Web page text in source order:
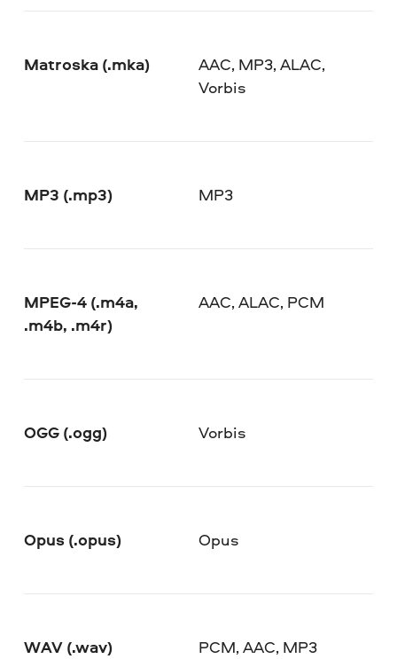
Matroska (.mka)
AAC, MP3, ALAC,
Vorbis
MP3 (.mp3) MP3
MPEG-4 (.m4a,
.m4b, .m4r)
AAC, ALAC, PCM
OGG (.ogg) Vorbis
Opus (.opus) Opus
WAV (.wav) PCM, AAC, MP3